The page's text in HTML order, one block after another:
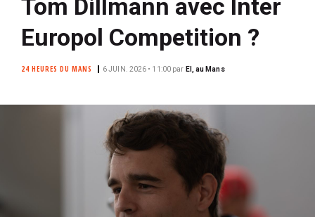
c
Tom Dillmann avec Inter
Europol Competition ?
24 HEURES DU MANS 6 JUIN. 2026 • 11:00 par EI, au Mans